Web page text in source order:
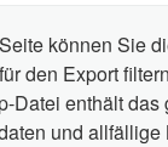
können Sie
den Export
Datei enthält das
und allfällige